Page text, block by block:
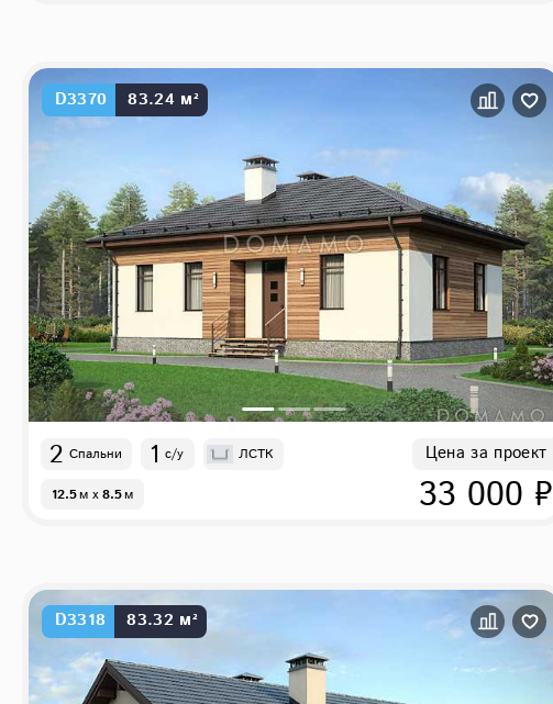
D3370 83.24 м²
2 Спальни 1 с/у ЛСТК
12.5м x 8.5м
Цена за проект
33 000 ₽
D3318 83.32 м²